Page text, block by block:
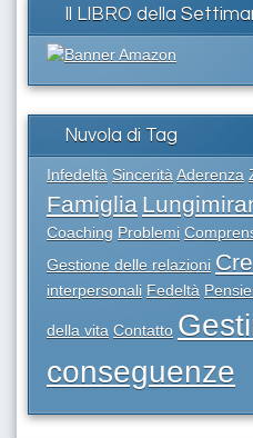
Il LIBRO della
Nuvola di Tag
Infedeltà Sincerità Aderenza
Famiglia
Coaching Problemi
Gestione delle relazioni
interpersonali Fedeltà
della vita Contatto
conseguenze